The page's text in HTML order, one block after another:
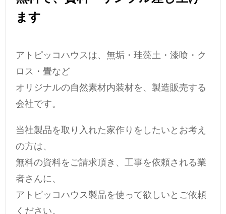
ます
アトピッコハウスは、無垢・珪藻土・漆喰・ク
ロス・畳など
オリジナルの自然素材内装材を、製造販売する
会社です。
当社製品を取り入れた家作りをしたいとお考え
の方は、
無料の資料をご請求頂き、工事を依頼される業
者さんに、
アトピッコハウス製品を使って欲しいとご依頼
ください。